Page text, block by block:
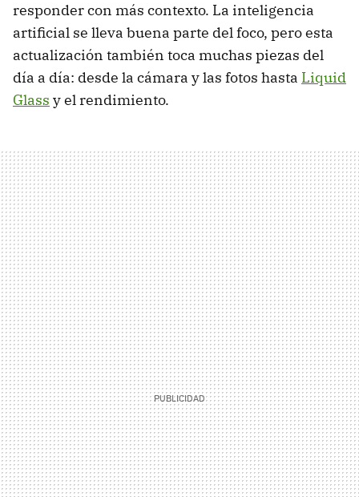
responder con más contexto. La inteligencia
artificial se lleva buena parte del foco, pero esta
actualización también toca muchas piezas del
día a día: desde la cámara y las fotos hasta Liquid
Glass y el rendimiento.